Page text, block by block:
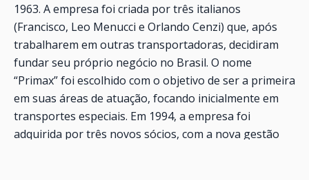
1963. A empresa foi criada por três italianos
(Francisco, Leo Menucci e Orlando Cenzi) que, após
trabalharem em outras transportadoras, decidiram
fundar seu próprio negócio no Brasil. O nome
“Primax” foi escolhido com o objetivo de ser a primeira
em suas áreas de atuação, focando inicialmente em
transportes especiais. Em 1994, a empresa foi
adquirida por três novos sócios, com a nova gestão